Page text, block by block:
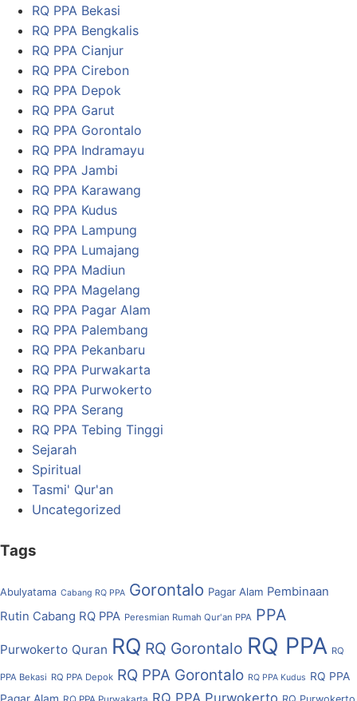
RQ PPA Bekasi
RQ PPA Bengkalis
RQ PPA Cianjur
RQ PPA Cirebon
RQ PPA Depok
RQ PPA Garut
RQ PPA Gorontalo
RQ PPA Indramayu
RQ PPA Jambi
RQ PPA Karawang
RQ PPA Kudus
RQ PPA Lampung
RQ PPA Lumajang
RQ PPA Madiun
RQ PPA Magelang
RQ PPA Pagar Alam
RQ PPA Palembang
RQ PPA Pekanbaru
RQ PPA Purwakarta
RQ PPA Purwokerto
RQ PPA Serang
RQ PPA Tebing Tinggi
Sejarah
Spiritual
Tasmi' Qur'an
Uncategorized
Tags
Abulyatama Cabang RQ PPA Gorontalo Pagar Alam Pembinaan
Rutin Cabang RQ PPA Peresmian Rumah Qur'an PPA PPA
Purwokerto Quran RQ RQ Gorontalo RQ PPA RQ
PPA Bekasi RQ PPA Depok RQ PPA Gorontalo RQ PPA Kudus RQ PPA